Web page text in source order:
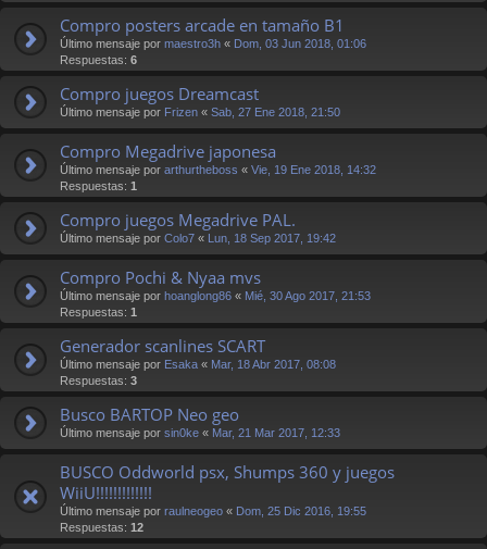
Compro posters arcade en tamaño B1
Último mensaje por maestro3h « Dom, 03 Jun 2018, 01:06
Respuestas: 6
Compro juegos Dreamcast
Último mensaje por Frizen « Sab, 27 Ene 2018, 21:50
Compro Megadrive japonesa
Último mensaje por arthurtheboss « Vie, 19 Ene 2018, 14:32
Respuestas: 1
Compro juegos Megadrive PAL.
Último mensaje por Colo7 « Lun, 18 Sep 2017, 19:42
Compro Pochi & Nyaa mvs
Último mensaje por hoanglong86 « Mié, 30 Ago 2017, 21:53
Respuestas: 1
Generador scanlines SCART
Último mensaje por Esaka « Mar, 18 Abr 2017, 08:08
Respuestas: 3
Busco BARTOP Neo geo
Último mensaje por sin0ke « Mar, 21 Mar 2017, 12:33
BUSCO Oddworld psx, Shumps 360 y juegos
WiiU!!!!!!!!!!!!!
Último mensaje por raulneogeo « Dom, 25 Dic 2016, 19:55
Respuestas: 12